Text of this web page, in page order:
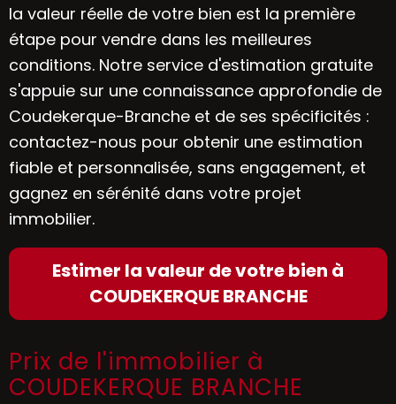
la valeur réelle de votre bien est la première
étape pour vendre dans les meilleures
conditions. Notre service d'estimation gratuite
s'appuie sur une connaissance approfondie de
Coudekerque-Branche et de ses spécificités :
contactez-nous pour obtenir une estimation
fiable et personnalisée, sans engagement, et
gagnez en sérénité dans votre projet
immobilier.
Estimer la valeur de votre bien à
COUDEKERQUE BRANCHE
Prix de l'immobilier à
COUDEKERQUE BRANCHE